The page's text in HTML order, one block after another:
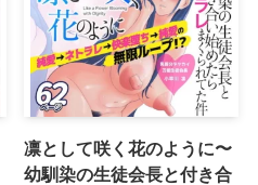
凛として咲く花のように〜
幼馴染の生徒会長と付き合